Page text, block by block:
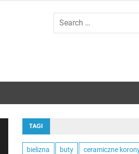
TAGI
bielizna buty ceramiczne